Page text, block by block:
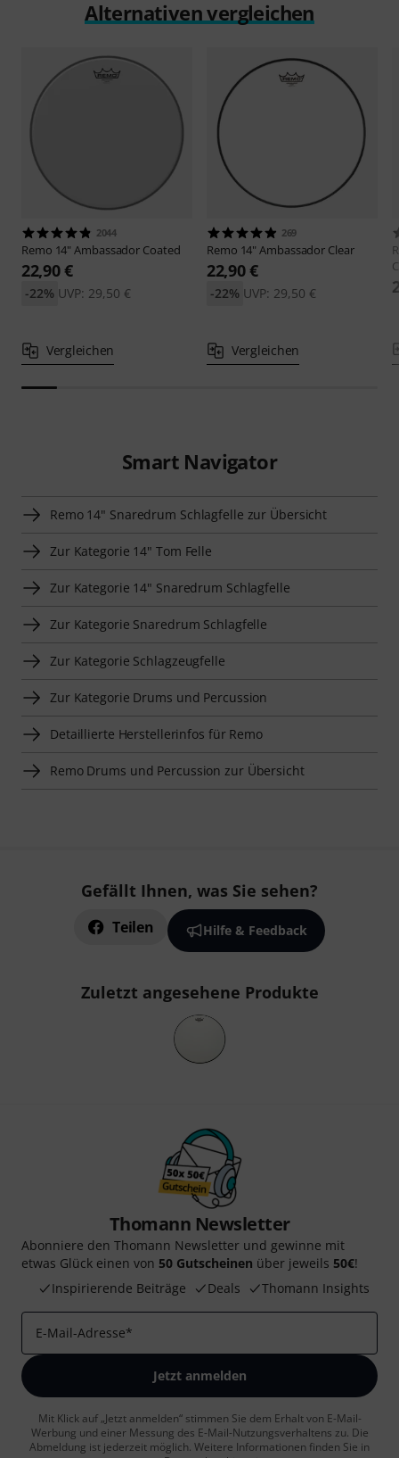
Alternativen vergleichen
2044
Remo 14" Ambassador Coated
22,90 €
UVP: 29,50 €
-22%
Vergleichen
269
Remo 14" Ambassador Clear
22,90 €
UVP: 29,50 €
-22%
Vergleichen
Smart Navigator
Remo 14" Snaredrum Schlagfelle zur Übersicht
Zur Kategorie 14" Tom Felle
Zur Kategorie 14" Snaredrum Schlagfelle
Zur Kategorie Snaredrum Schlagfelle
Zur Kategorie Schlagzeugfelle
Zur Kategorie Drums und Percussion
Detaillierte Herstellerinfos für Remo
Remo Drums und Percussion zur Übersicht
Gefällt Ihnen, was Sie sehen?
Teilen Hilfe & Feedback
Zuletzt angesehene Produkte
Thomann Newsletter
Abonniere den Thomann Newsletter und gewinne mit
etwas Glück einen von 50 Gutscheinen über jeweils 50€!
Inspirierende Beiträge
Deals Thomann Insights
E-Mail-Adresse*
Jetzt anmelden
Mit Klick auf „Jetzt anmelden“ stimmen Sie dem Erhalt von E-Mail-
Werbung und einer Messung des E-Mail-Nutzungsverhaltens zu. Die
Abmeldung ist jederzeit möglich. Weitere Informationen finden Sie in